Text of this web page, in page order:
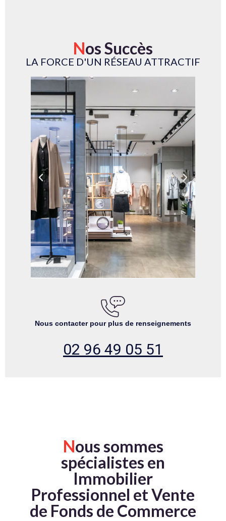
Nos Succès
LA FORCE D'UN RÉSEAU ATTRACTIF
Nous contacter pour plus de renseignements
02 96 49 05 51
Nous sommes
spécialistes en
Immobilier
Professionnel et Vente
de Fonds de Commerce